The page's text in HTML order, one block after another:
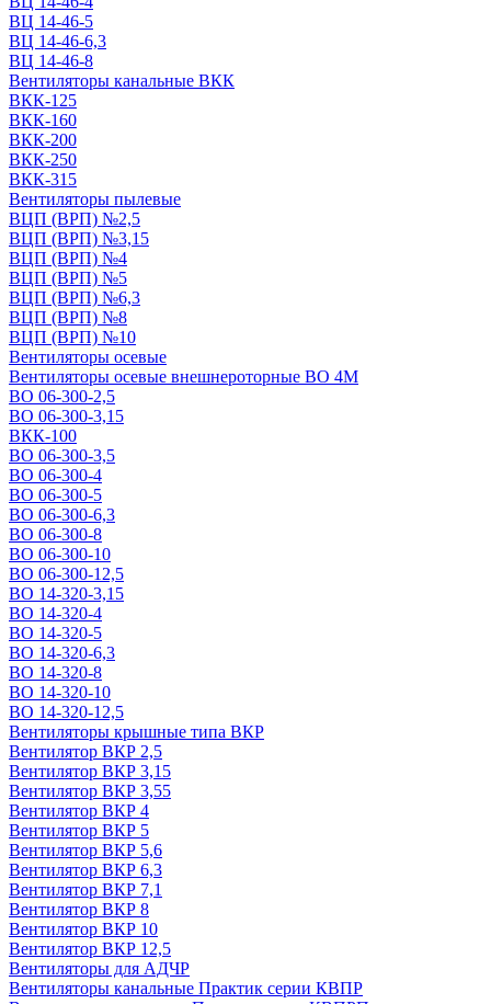
ВЦ 14-46-5
ВЦ 14-46-6,3
ВЦ 14-46-8
Вентиляторы канальные ВКК
ВКК-125
ВКК-160
ВКК-200
ВКК-250
ВКК-315
Вентиляторы пылевые
ВЦП (ВРП) №2,5
ВЦП (ВРП) №3,15
ВЦП (ВРП) №4
ВЦП (ВРП) №5
ВЦП (ВРП) №6,3
ВЦП (ВРП) №8
ВЦП (ВРП) №10
Вентиляторы осевые
Вентиляторы осевые внешнероторные ВО 4М
ВО 06-300-2,5
ВО 06-300-3,15
ВКК-100
ВО 06-300-3,5
ВО 06-300-4
ВО 06-300-5
ВО 06-300-6,3
ВО 06-300-8
ВО 06-300-10
ВО 06-300-12,5
ВО 14-320-3,15
ВО 14-320-4
ВО 14-320-5
ВО 14-320-6,3
ВО 14-320-8
ВО 14-320-10
ВО 14-320-12,5
Вентиляторы крышные типа ВКР
Вентилятор ВКР 2,5
Вентилятор ВКР 3,15
Вентилятор ВКР 3,55
Вентилятор ВКР 4
Вентилятор ВКР 5
Вентилятор ВКР 5,6
Вентилятор ВКР 6,3
Вентилятор ВКР 7,1
Вентилятор ВКР 8
Вентилятор ВКР 10
Вентилятор ВКР 12,5
Вентиляторы для АДЧР
Вентиляторы канальные Практик серии КВПР